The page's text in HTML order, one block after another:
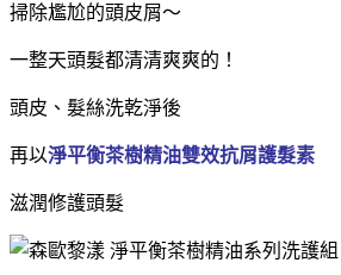
掃除尷尬的頭皮屑～
一整天頭髮都清清爽爽的！
頭皮、髮絲洗乾淨後
再以淨平衡茶樹精油雙效抗屑護髮素
滋潤修護頭髮